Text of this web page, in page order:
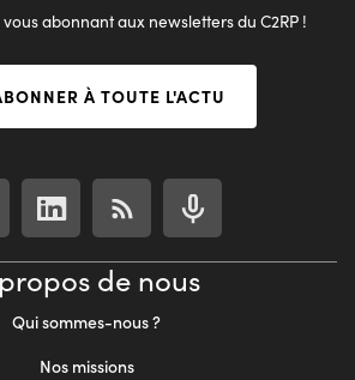
abonnant aux newsletters du C2RP !
À TOUTE L'ACTU
de nous
Qui sommes-nous ?
Nos missions